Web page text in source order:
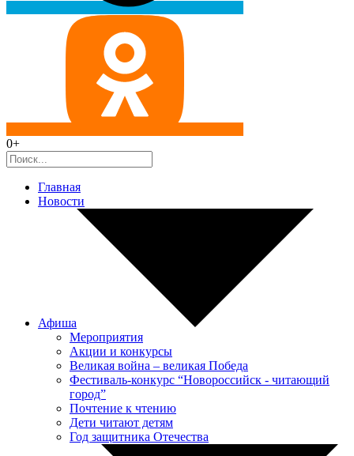
0+
Главная
Новости
Афиша
Мероприятия
Акции и конкурсы
Великая война – великая Победа
Фестиваль-конкурс “Новороссийск - читающий
город”
Почтение к чтению
Дети читают детям
Год защитника Отечества